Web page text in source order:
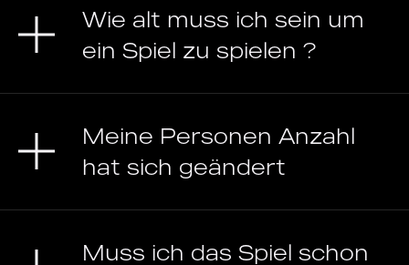
Wie alt muss ich sein um
ein Spiel zu spielen ?
Meine Personen Anzahl
hat sich geändert
Muss ich das Spiel schon